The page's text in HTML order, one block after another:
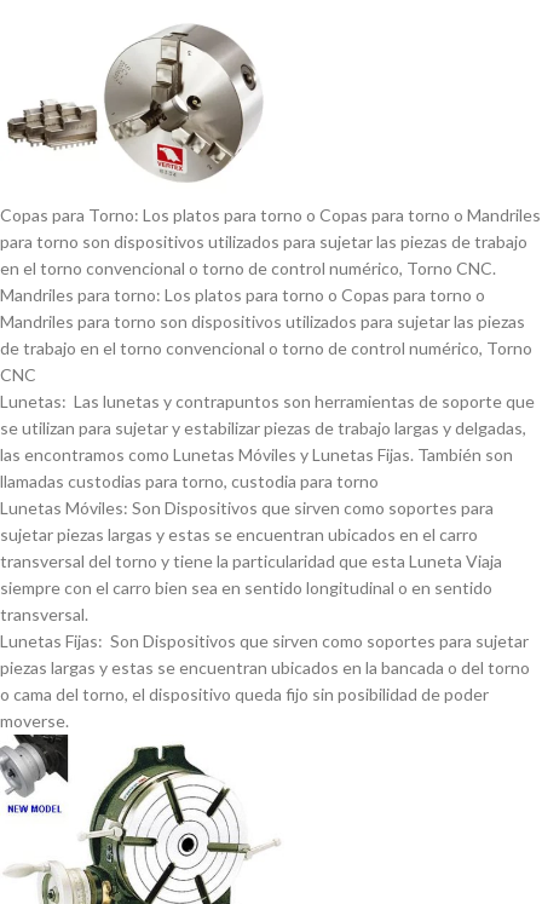
Copas para Torno: Los platos para torno o Copas para torno o Mandriles
para torno son dispositivos utilizados para sujetar las piezas de trabajo
en el torno convencional o torno de control numérico, Torno CNC.
Mandriles para torno: Los platos para torno o Copas para torno o
Mandriles para torno son dispositivos utilizados para sujetar las piezas
de trabajo en el torno convencional o torno de control numérico, Torno
CNC
Lunetas: Las lunetas y contrapuntos son herramientas de soporte que
se utilizan para sujetar y estabilizar piezas de trabajo largas y delgadas,
las encontramos como Lunetas Móviles y Lunetas Fijas. También son
llamadas custodias para torno, custodia para torno
Lunetas Móviles: Son Dispositivos que sirven como soportes para
sujetar piezas largas y estas se encuentran ubicados en el carro
transversal del torno y tiene la particularidad que esta Luneta Viaja
siempre con el carro bien sea en sentido longitudinal o en sentido
transversal.
Lunetas Fijas: Son Dispositivos que sirven como soportes para sujetar
piezas largas y estas se encuentran ubicados en la bancada o del torno
o cama del torno, el dispositivo queda fijo sin posibilidad de poder
moverse.